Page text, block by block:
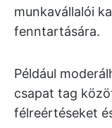
munkavállalói
fenntartására.
Például
csapat tag
félreértéseket